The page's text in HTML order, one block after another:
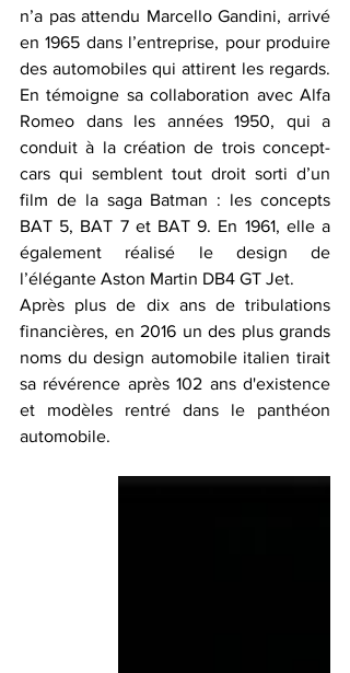
n’a pas attendu Marcello Gandini, arrivé
en 1965 dans l’entreprise, pour produire
des automobiles qui attirent les regards.
En témoigne sa collaboration avec Alfa
Romeo dans les années 1950, qui a
conduit à la création de trois concept-
cars qui semblent tout droit sorti d’un
film de la saga Batman : les concepts
BAT 5, BAT 7 et BAT 9. En 1961, elle a
également réalisé le design de
l’élégante Aston Martin DB4 GT Jet.
Après plus de dix ans de tribulations
financières, en 2016 un des plus grands
noms du design automobile italien tirait
sa révérence après 102 ans d'existence
et modèles rentré dans le panthéon
automobile.